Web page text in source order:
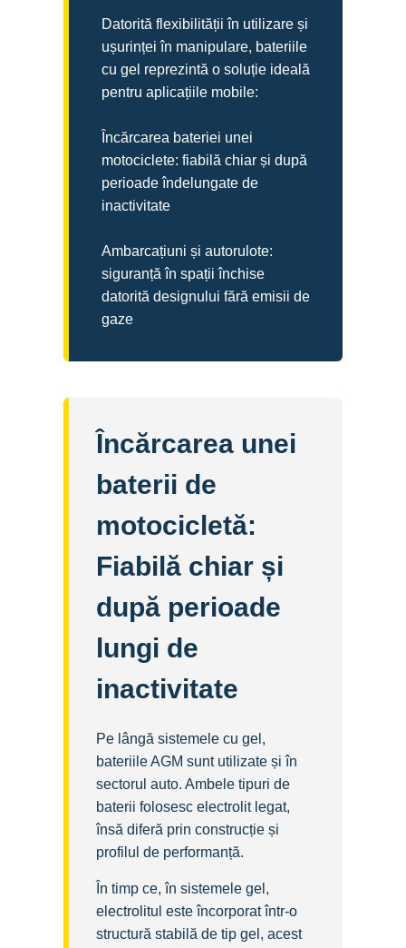
Datorită flexibilității în utilizare și
ușurinței în manipulare, bateriile
cu gel reprezintă o soluție ideală
pentru aplicațiile mobile:
Încărcarea bateriei unei
motociclete: fiabilă chiar și după
perioade îndelungate de
inactivitate
Ambarcațiuni și autorulote:
siguranță în spații închise
datorită designului fără emisii de
gaze
Încărcarea unei
baterii de
motocicletă:
Fiabilă chiar și
după perioade
lungi de
inactivitate
Pe lângă sistemele cu gel,
bateriile AGM sunt utilizate și în
sectorul auto. Ambele tipuri de
baterii folosesc electrolit legat,
însă diferă prin construcție și
profilul de performanță.
În timp ce, în sistemele gel,
electrolitul este încorporat într-o
structură stabilă de tip gel, acest